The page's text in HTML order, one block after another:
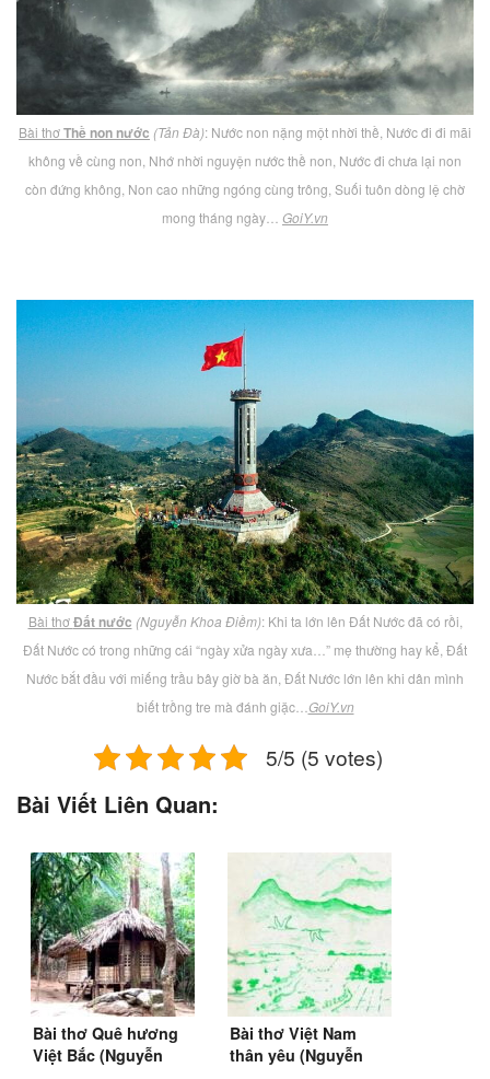
Bài thơThề non nước (Tản Đà): Nước non nặng một nhời thề, Nước đi đi mãi
không về cùng non, Nhớ nhời nguyện nước thề non, Nước đi chưa lại non
còn đứng không, Non cao những ngóng cùng trông, Suối tuôn dòng lệ chờ
mong tháng ngày… GoiY.vn
Bài thơĐất nước (Nguyễn Khoa Điềm): Khi ta lớn lên Đất Nước đã có rồi,
Đất Nước có trong những cái “ngày xửa ngày xưa…” mẹ thường hay kể, Đất
Nước bắt đầu với miếng trầu bây giờ bà ăn, Đất Nước lớn lên khi dân mình
biết trồng tre mà đánh giặc… GoiY.vn
5/5 (5 votes)
Bài Viết Liên Quan:
Bài thơ Quê hương
Việt Bắc (Nguyễn
Bài thơ Việt Nam
thân yêu (Nguyễn